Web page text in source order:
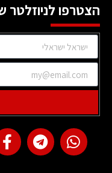
הצטרפו לניוזלטר